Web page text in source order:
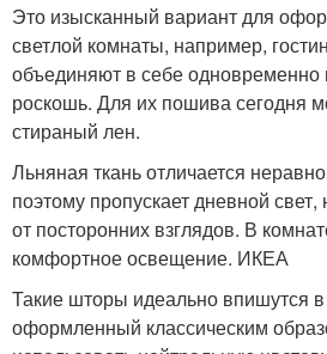
Это изысканный вариант для
светлой комнаты, например,
объединяют в себе одновременно
роскошь. Для их пошива сегодня
стираный лен.
Льняная ткань отличается
поэтому пропускает дневной
от посторонних взглядов. В
комфортное освещение. ИКЕА
Такие шторы идеально впишутся в
оформленный классическим